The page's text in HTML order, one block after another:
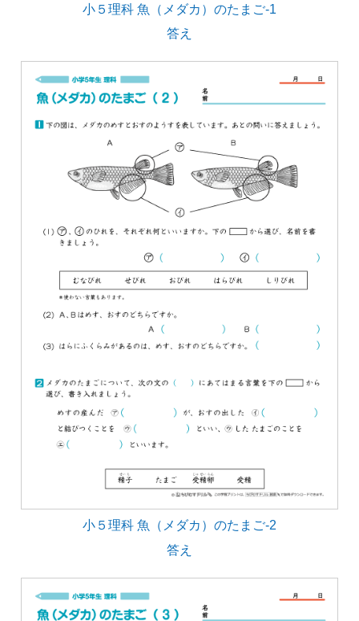
小５理科 魚（メダカ）のたまご-1
答え
小５理科 魚（メダカ）のたまご-2
答え